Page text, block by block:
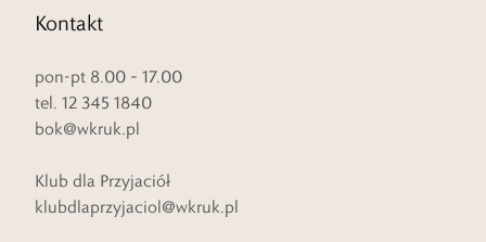
Kontakt
pon-pt 8.00 – 17.00
tel. 12 345 1840
bok@wkruk.pl
Klub dla Przyjaciół
klubdlaprzyjaciol@wkruk.pl